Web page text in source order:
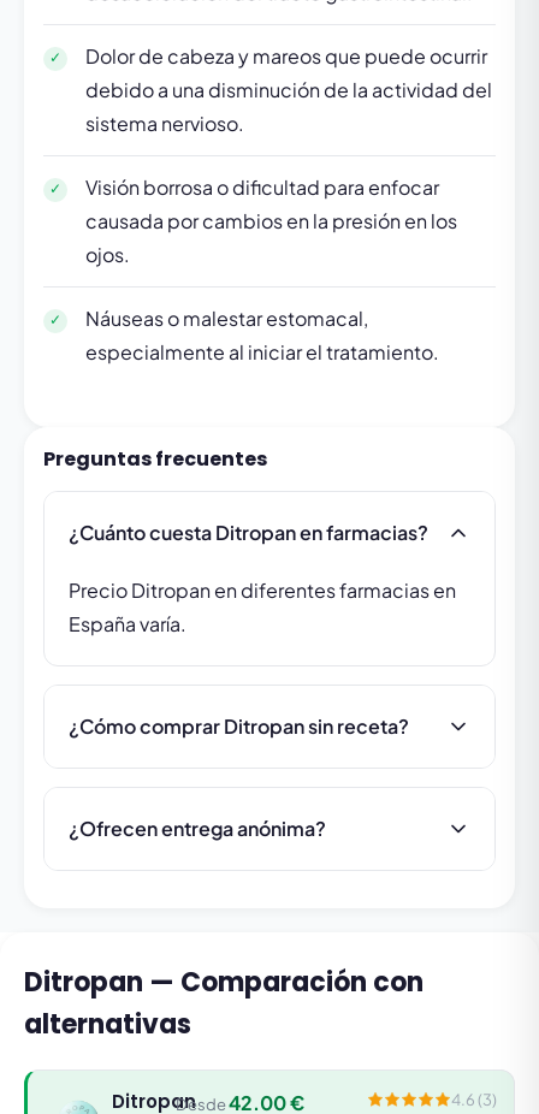
Dolor de cabeza y mareos que puede ocurrir
debido a una disminución de la actividad del
sistema nervioso.
Visión borrosa o dificultad para enfocar
causada por cambios en la presión en los
ojos.
Náuseas o malestar estomacal,
especialmente al iniciar el tratamiento.
Preguntas frecuentes
¿Cuánto cuesta Ditropan en farmacias?
Precio Ditropan en diferentes farmacias en
España varía.
¿Cómo comprar Ditropan sin receta?
¿Ofrecen entrega anónima?
Ditropan — Comparación con
alternativas
DitropanDesde42.00 € 4.6 (3)